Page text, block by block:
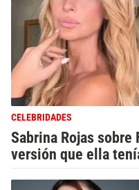
CELEBRIDADES
Sabrina Rojas
versión que ella